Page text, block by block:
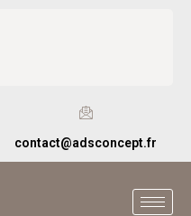
contact@adsconcept.fr